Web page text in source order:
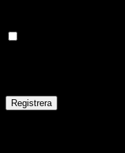
Registrera